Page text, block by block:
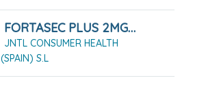
FORTASEC PLUS 2MG/125MG COMPRIMIDOS, 12 COMPRIMIDOS
JNTL CONSUMER HEALTH
(SPAIN) S.L